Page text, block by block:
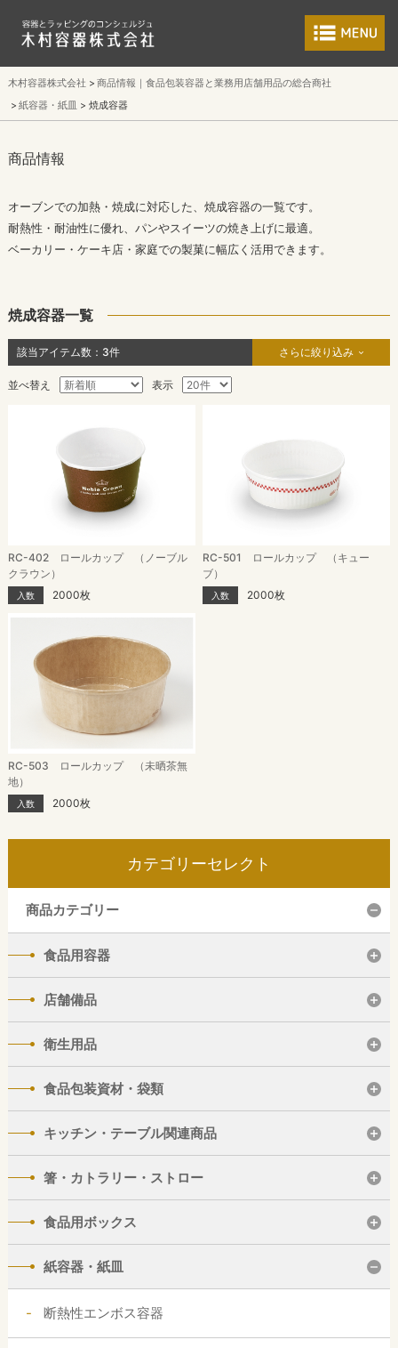
食品包装容器と
木村容器株式会社
商品情報｜食品包装容器と業務用店舗用品の総合商社
紙容器・紙皿
焼成容器
商品情報
オーブンでの加熱・焼成に対応した、焼成容器の一覧です。
耐熱性・耐油性に優れ、パンやスイーツの焼き上げに最適。
ベーカリー・ケーキ店・家庭での製菓に幅広く活用できます。
焼成容器一覧
該当アイテム数： 3件 さらに絞り込み
並べ替え 表示
RC-402 ロールカップ （ノーブル
クラウン）
入数 2000枚
RC-501 ロールカップ （キュー
ブ）
入数 2000枚
RC-503 ロールカップ （未晒茶無
地）
入数 2000枚
カテゴリーセレクト
商品カテゴリー
食品用容器
店舗備品
衛生用品
食品包装資材・袋類
キッチン・テーブル関連商品
箸・カトラリー・ストロー
食品用ボックス
紙容器・紙皿
断熱性エンボス容器